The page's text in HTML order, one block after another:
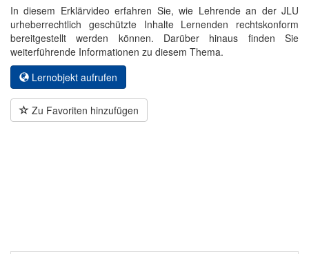
In diesem Erklärvideo erfahren Sie, wie Lehrende an der JLU
urheberrechtlich geschützte Inhalte Lernenden rechtskonform
bereitgestellt werden können. Darüber hinaus finden Sie
weiterführende Informationen zu diesem Thema.
Lernobjekt aufrufen
Zu Favoriten hinzufügen